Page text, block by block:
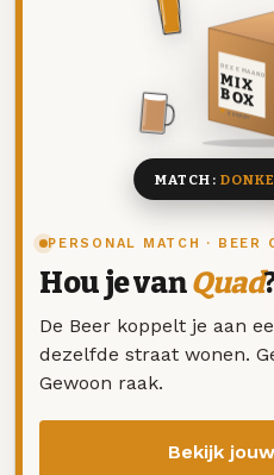
PERSONAL MATCH · BEER
Hou je vanQuad
De Beer koppelt je aan
dezelfde straat wonen.
Gewoon raak.
Bekijk
DEZE MAAND
MIX
BOX
8 BIEREN
MATCH: